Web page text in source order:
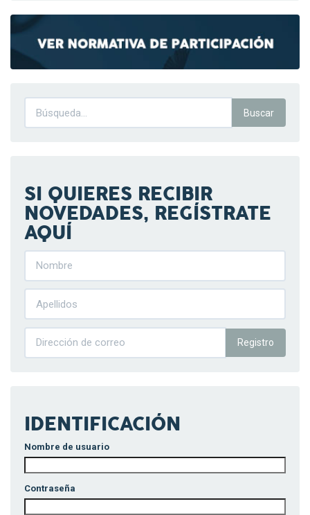
SI QUIERES RECIBIR
NOVEDADES, REGÍSTRATE
AQUÍ
Registro
IDENTIFICACIÓN
Nombre de usuario
Contraseña